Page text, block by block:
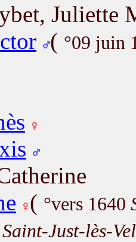
Juliette
( °09 juin
( °vers 1640
Saint-Just-lès-